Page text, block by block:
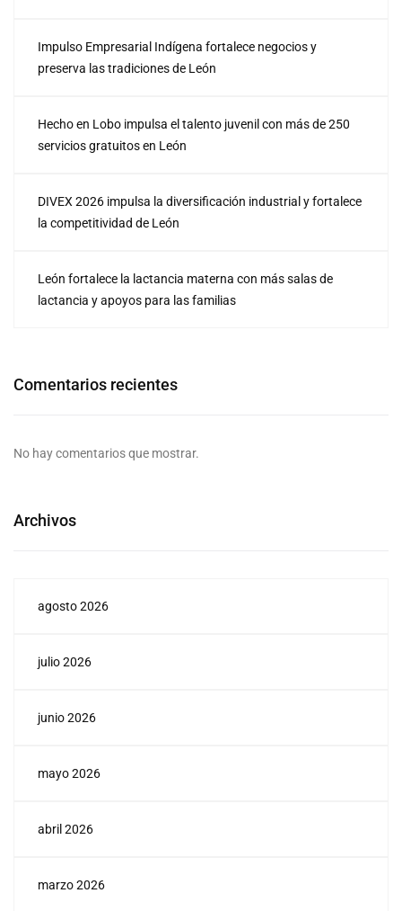
Impulso Empresarial Indígena fortalece negocios y
preserva las tradiciones de León
Hecho en Lobo impulsa el talento juvenil con más de 250
servicios gratuitos en León
DIVEX 2026 impulsa la diversificación industrial y fortalece
la competitividad de León
León fortalece la lactancia materna con más salas de
lactancia y apoyos para las familias
Comentarios recientes
No hay comentarios que mostrar.
Archivos
agosto 2026
julio 2026
junio 2026
mayo 2026
abril 2026
marzo 2026